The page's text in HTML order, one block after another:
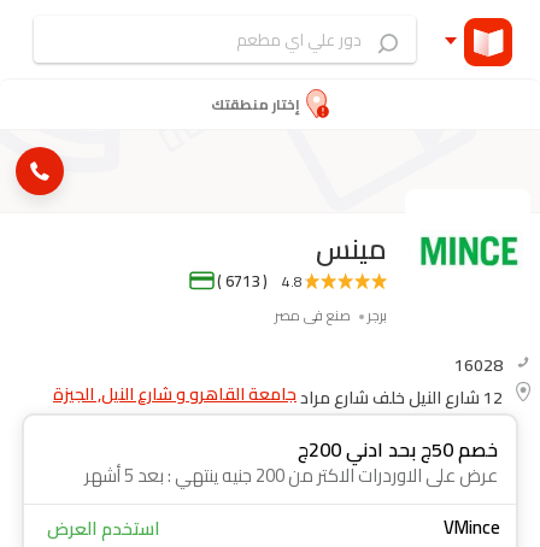
إختار منطقتك
مينس
4.8
( 6713 )
برجر صنع فى مصر
16028
12 شارع النيل خلف شارع مراد
جامعة القاهرو و شارع النيل, الجيزة
خصم 50ج بحد ادني 200ج
عرض على الاوردرات الاكتر من 200 جنيه ينتهي : بعد 5 أشهر
VMince
استخدم العرض